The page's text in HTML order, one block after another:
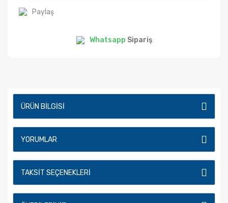
Paylaş
Whatsapp Sipariş
ÜRÜN BILGISI
YORUMLAR
TAKSIT SEÇENEKLERI